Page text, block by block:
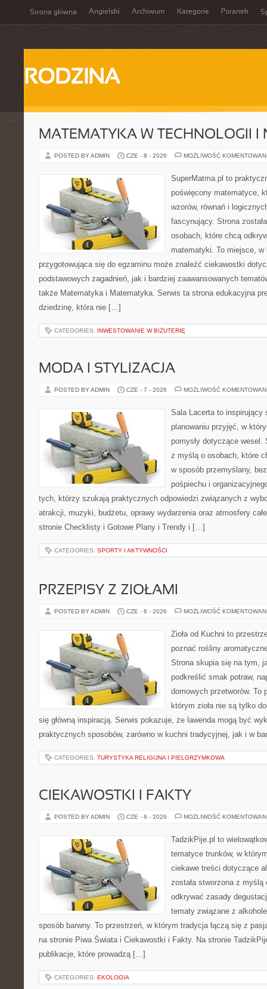
Strona główna Angielski Archiwum Kategorie Poranek
RODZINA
MATEMATYKA W TECHNOLOGII I
POSTED BY ADMIN CZE - 8 - 2026 MOŻLIWOŚĆ
SuperMatma.pl to
poświęcony matematyce,
wzorów, równań i
fascynujący. Strona
osobach, które chcą
matematyki. To miejsce, w
przygotowująca się do egzaminu może znaleźć ciekawostki
podstawowych zagadnień, jak i bardziej zaawansowanych
także Matematyka i Matematyka. Serwis ta strona edukacyjna
dziedzinę, która nie […]
CATEGORIES: INWESTOWANIE W BIŻUTERIĘ
MODA I STYLIZACJA
POSTED BY ADMIN CZE - 7 - 2026 MOŻLIWOŚĆ
Sala Lacerta to inspirujący
planowaniu przyjęć, w
pomysły dotyczące wesel.
z myślą o osobach, które
w sposób przemyślany,
pośpiechu i
tych, którzy szukają praktycznych odpowiedzi związanych z
atrakcji, muzyki, budżetu, oprawy wydarzenia oraz atmosfery
stronie Checklisty i Gotowe Plany i Trendy i […]
CATEGORIES: SPORTY I AKTYWNOŚCI
PRZEPISY Z ZIOŁAMI
POSTED BY ADMIN CZE - 6 - 2026 MOŻLIWOŚĆ
Zioła od Kuchni to
poznać rośliny
Strona skupia się na tym,
podkreślić smak potraw,
domowych przetworów. To
którym zioła nie są tylko
się główną inspiracją. Serwis pokazuje, że lawenda mogą być
praktycznych sposobów, zarówno w kuchni tradycyjnej, jak i w
CATEGORIES: TURYSTYKA RELIGIJNA I PIELGRZYMKOWA
CIEKAWOSTKI I FAKTY
POSTED BY ADMIN CZE - 6 - 2026 MOŻLIWOŚĆ
TadzikPije.pl to
tematyce trunków, w
ciekawe treści dotyczące
została stworzona z
odkrywać zasady
tematy związane z
sposób barwny. To przestrzeń, w którym tradycja łączą się z
na stronie Piwa Świata i Ciekawostki i Fakty. Na stronie
publikacje, które prowadzą […]
CATEGORIES: EKOLOGIA